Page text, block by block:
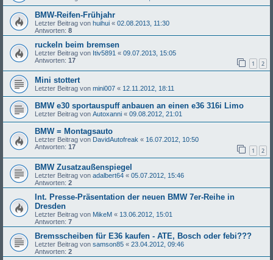
BMW-Reifen-Frühjahr
Letzter Beitrag von huihui « 02.08.2013, 11:30
Antworten: 8
ruckeln beim bremsen
Letzter Beitrag von Itiv5891 « 09.07.2013, 15:05
Antworten: 17 1 2
Mini stottert
Letzter Beitrag von mini007 « 12.11.2012, 18:11
BMW e30 sportauspuff anbauen an einen e36 316i Limo
Letzter Beitrag von Autoxanni « 09.08.2012, 21:01
BMW = Montagsauto
Letzter Beitrag von DavidAutofreak « 16.07.2012, 10:50
Antworten: 17 1 2
BMW Zusatzaußenspiegel
Letzter Beitrag von adalbert64 « 05.07.2012, 15:46
Antworten: 2
Int. Presse-Präsentation der neuen BMW 7er-Reihe in
Dresden
Letzter Beitrag von MikeM « 13.06.2012, 15:01
Antworten: 7
Bremsscheiben für E36 kaufen - ATE, Bosch oder febi???
Letzter Beitrag von samson85 « 23.04.2012, 09:46
Antworten: 2